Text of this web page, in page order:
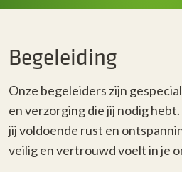
Begeleiding
Onze begeleiders zijn
en verzorging die jij nodig
jij voldoende rust en
veilig en vertrouwd voelt in je